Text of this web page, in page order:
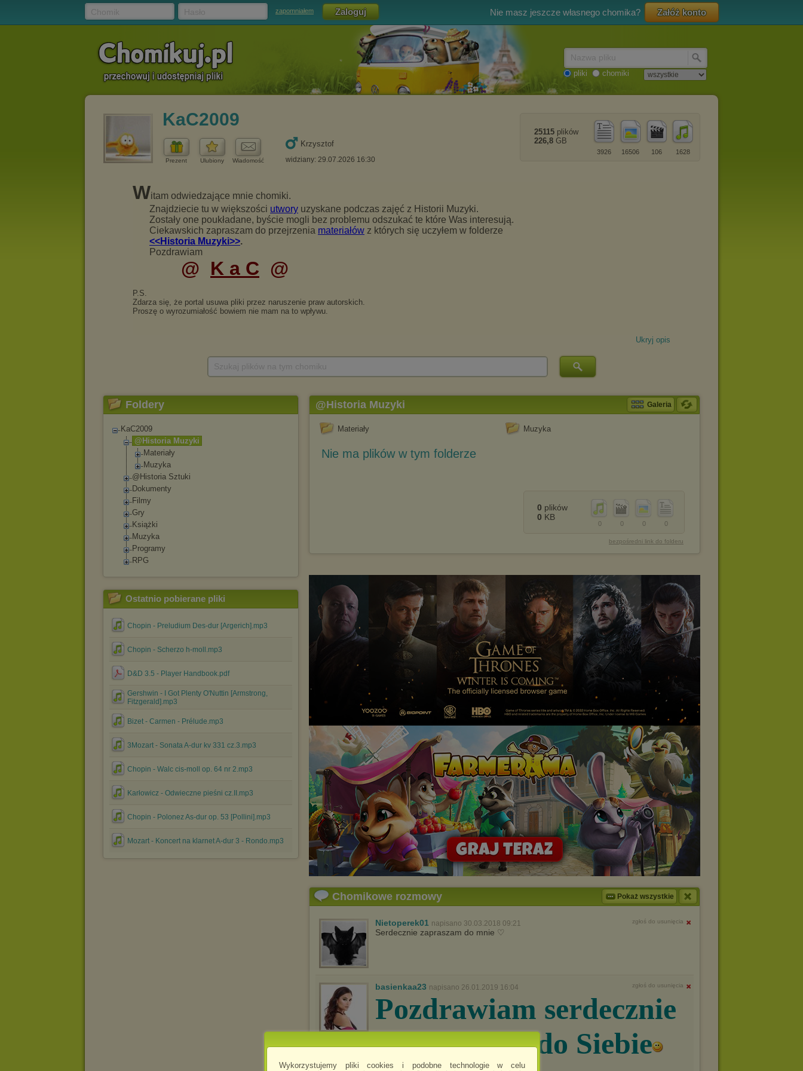
Wykorzystujemy pliki cookies i podobne technologie w celu
zapomniałem Nie masz jeszcze własnego chomika? Załóż konto
pliki chomiki
KaC2009
Prezent Ulubiony Wiadomość
Krzysztof
widziany: 29.07.2026 16:30
1628
106
16506
3926
25115 plików
226,8 GB
Ukryj opis
Foldery
KaC2009
@Historia Muzyki
Materiały
Muzyka
@Historia Sztuki
Dokumenty
Filmy
Gry
Książki
Muzyka
Programy
RPG
Ostatnio pobierane pliki
Chopin - Preludium Des-dur [Argerich].mp3
Chopin - Scherzo h-moll.mp3
D&D 3.5 - Player Handbook.pdf
Gershwin - I Got Plenty O'Nuttin [Armstrong,
Fitzgerald].mp3
Bizet - Carmen - Prélude.mp3
3Mozart - Sonata A-dur kv 331 cz.3.mp3
Chopin - Walc cis-moll op. 64 nr 2.mp3
Karłowicz - Odwieczne pieśni cz.II.mp3
Chopin - Polonez As-dur op. 53 [Pollini].mp3
Mozart - Koncert na klarnet A-dur 3 - Rondo.mp3
@Historia Muzyki Galeria
Materiały Muzyka
Nie ma plików w tym folderze
0
0
0
0
0 plików
0 KB
bezpośredni link do folderu
Chomikowe rozmowy Pokaż wszystkie
Nietoperek01 napisano 30.03.2018 09:21 zgłoś do usunięcia
Serdecznie zapraszam do mnie ♡
basienkaa23 napisano 26.01.2019 16:04 zgłoś do usunięcia
Pozdrawiam serdecznie
i zapraszam do Siebie